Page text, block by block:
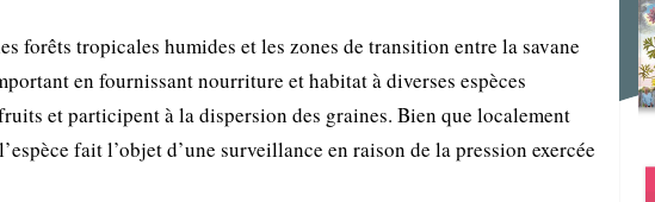
forêts tropicales humides et les zones de transition entre la savane
en fournissant nourriture et habitat à diverses espèces
et participent à la dispersion des graines. Bien que localement
fait l’objet d’une surveillance en raison de la pression exercée